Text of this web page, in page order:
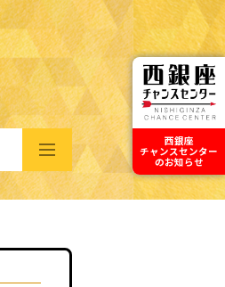
西銀座
チャンスセンター
のお知らせ